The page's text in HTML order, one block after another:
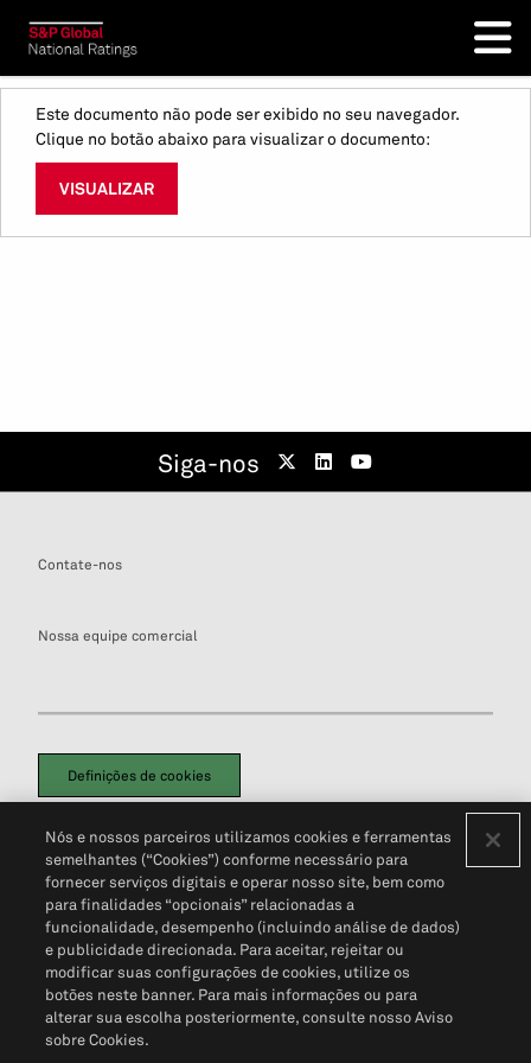
Este documento não pode ser exibido no seu navegador.
Clique no botão abaixo para visualizar o documento:
VISUALIZAR
Siga-nos
Contate-nos
Nossa equipe comercial
Definições de cookies
Política de PrivacidadePortal de privacidade do cliente (em inglês)
Não Venda Minhas Informações Pessoais© 2026 S&P Global
Nós e nossos parceiros utilizamos cookies e ferramentas
semelhantes (“Cookies”) conforme necessário para
fornecer serviços digitais e operar nosso site, bem como
para finalidades “opcionais” relacionadas a
funcionalidade, desempenho (incluindo análise de dados)
e publicidade direcionada. Para aceitar, rejeitar ou
modificar suas configurações de cookies, utilize os
botões neste banner. Para mais informações ou para
alterar sua escolha posteriormente, consulte nosso Aviso
sobre Cookies.